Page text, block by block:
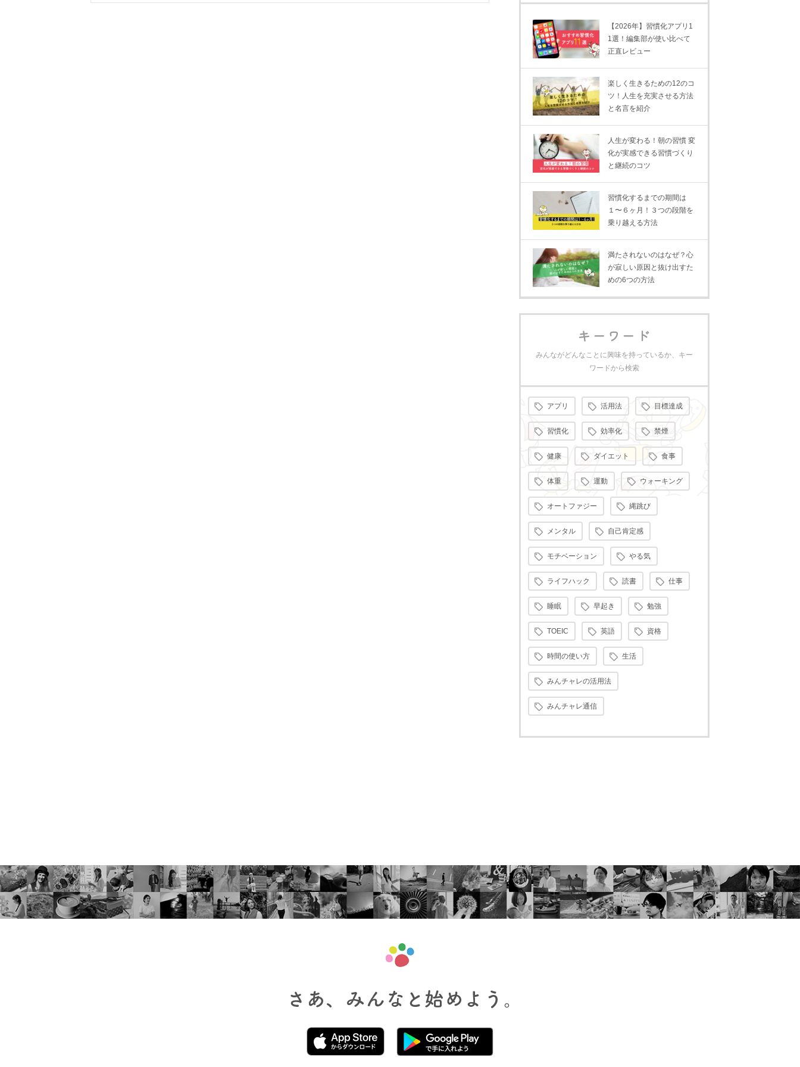
【2026年】習慣化アプリ1
1選！編集部が使い比べて
正直レビュー
楽しく生きるための12のコ
ツ！人生を充実させる方法
と名言を紹介
人生が変わる！朝の習慣 変
化が実感できる習慣づくり
と継続のコツ
習慣化するまでの期間は
１〜６ヶ月！３つの段階を
乗り越える方法
満たされないのはなぜ？心
が寂しい原因と抜け出すた
めの6つの方法
キーワード
みんながどんなことに興味を持っているか、キー
ワードから検索
アプリ 活用法 目標達成
習慣化 効率化 禁煙
健康 ダイエット 食事
体重 運動 ウォーキング
オートファジー 縄跳び
メンタル 自己肯定感
モチベーション やる気
ライフハック 読書 仕事
睡眠 早起き 勉強
TOEIC 英語 資格
時間の使い方 生活
みんチャレの活用法
みんチャレ通信